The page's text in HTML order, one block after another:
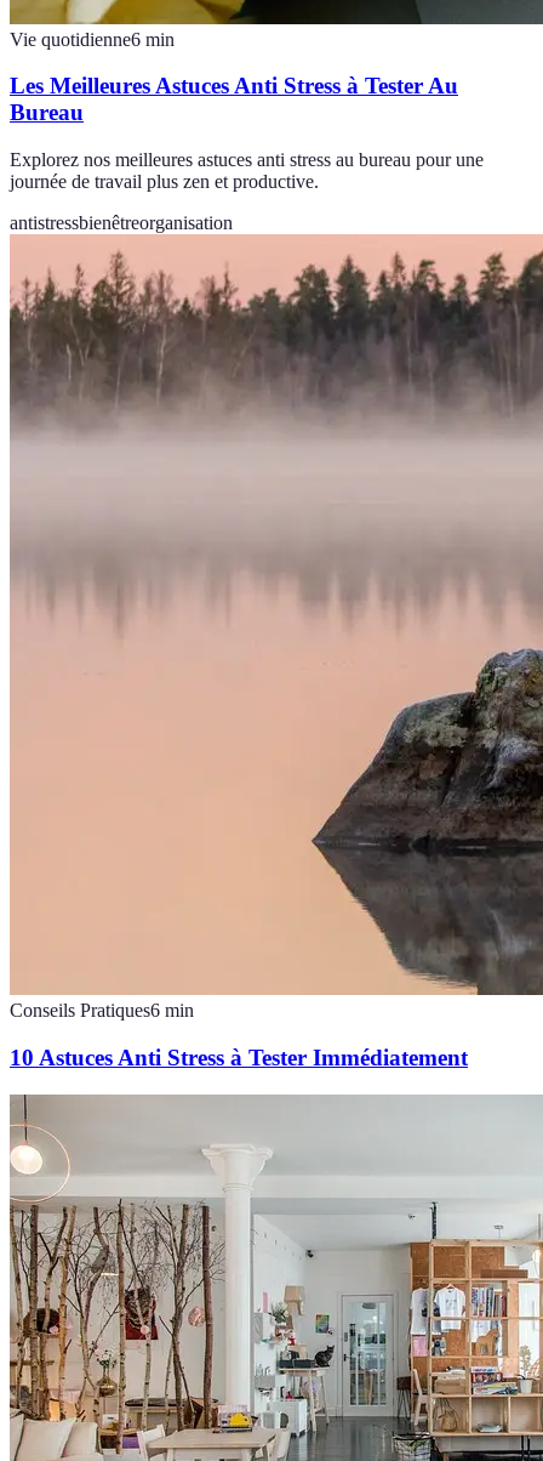
Vie quotidienne6 min
Les Meilleures Astuces Anti Stress à Tester Au
Bureau
Explorez nos meilleures astuces anti stress au bureau pour une
journée de travail plus zen et productive.
antistressbienêtreorganisation
Conseils Pratiques6 min
10 Astuces Anti Stress à Tester Immédiatement